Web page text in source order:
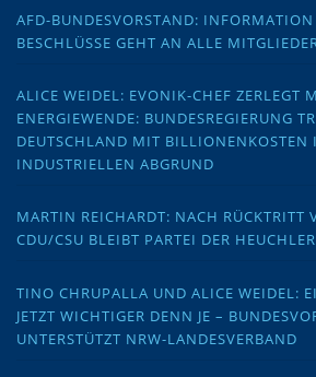
AFD-BUNDESVORSTAND: INFORMATION
BESCHLÜSSE GEHT AN ALLE
ALICE WEIDEL: EVONIK-CHEF ZERLEGT
ENERGIEWENDE: BUNDESREGIERUNG
DEUTSCHLAND MIT BILLIONENKOSTEN
INDUSTRIELLEN ABGRUND
MARTIN REICHARDT: NACH RÜCKTRITT
CDU/CSU BLEIBT PARTEI DER
TINO CHRUPALLA UND ALICE WEIDEL:
JETZT WICHTIGER DENN JE –
UNTERSTÜTZT NRW-LANDESVERBAND